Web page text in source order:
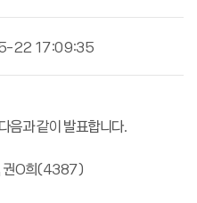
22 17:09:35
음과 같이 발표합니다.
권O희(4387)